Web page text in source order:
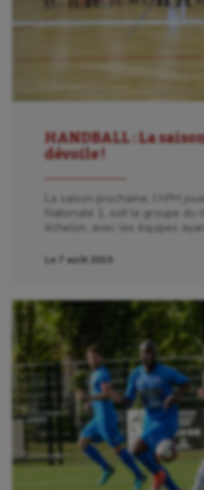
HANDBALL : La
dévoile !
La saison prochaine, l’APH
Nationale 1, soit le groupe du
échelon, avec les équipes
Le 7 août 2019